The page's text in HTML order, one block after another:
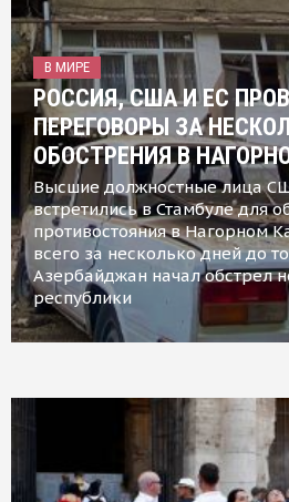
В МИРЕ
РОССИЯ, США И ЕС
ПЕРЕГОВОРЫ ЗА
ОБОСТРЕНИЯ В
Высшие должностные лица
встретились в Стамбуле для
противостояния в Нагорном
всего за несколько дней до
Азербайджан начал обстрел
республики